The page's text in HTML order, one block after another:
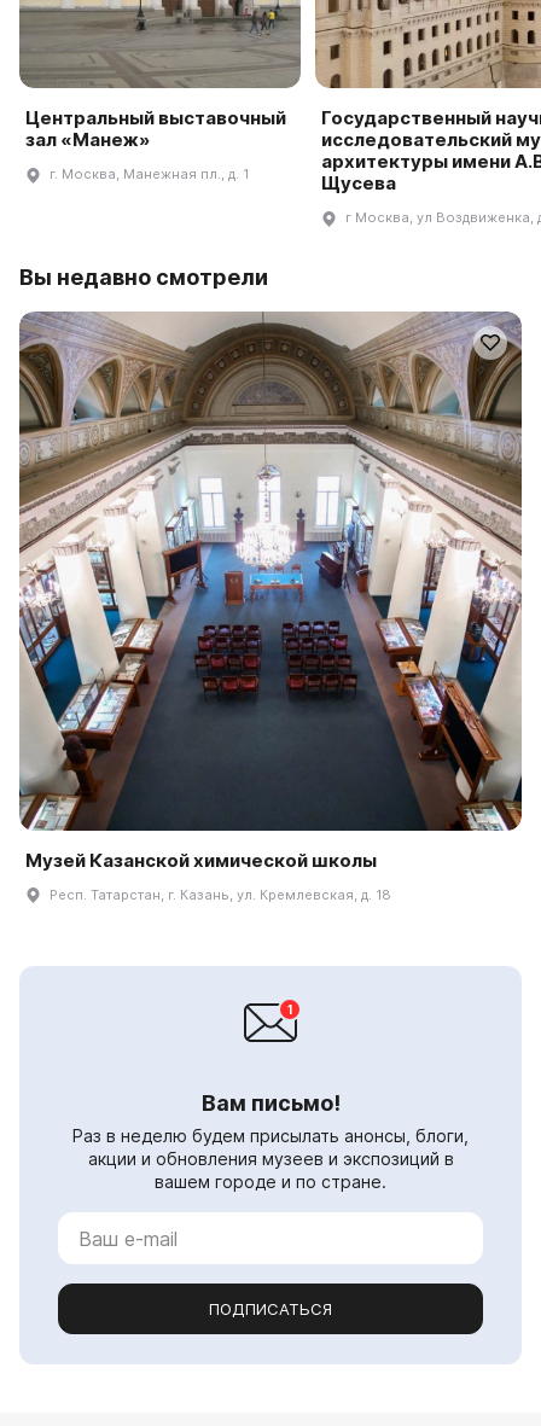
Центральный выставочный
зал «Манеж»
г. Москва, Манежная пл., д. 1
Государственный
исследовательский
архитектуры имени
Щусева
г Москва, ул Воздвиженка,
Вы недавно смотрели
Музей Казанской химической школы
Респ. Татарстан, г. Казань, ул. Кремлевская, д. 18
Вам письмо!
Раз в неделю будем присылать анонсы, блоги,
акции и обновления музеев и экспозиций в
вашем городе и по стране.
ПОДПИСАТЬСЯ